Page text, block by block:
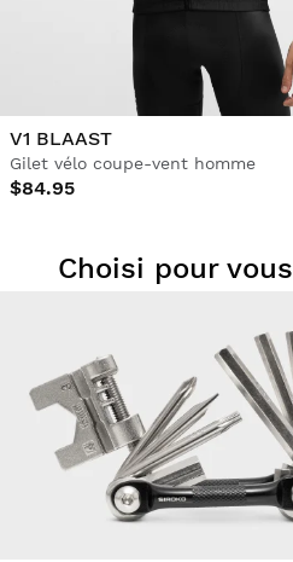
V1 BLAAST
Gilet vélo coupe-vent homme
$84.95
Choisi pour vous